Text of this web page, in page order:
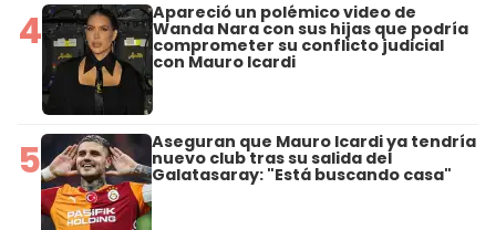
4 Apareció un polémico video de
Wanda Nara con sus hijas que podría
comprometer su conflicto judicial
con Mauro Icardi
5 Aseguran que Mauro Icardi ya tendría
nuevo club tras su salida del
Galatasaray: "Está buscando casa"